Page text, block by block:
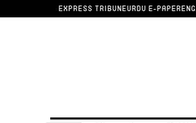
EXPRESS TRIBUNEURDU E-PAPER